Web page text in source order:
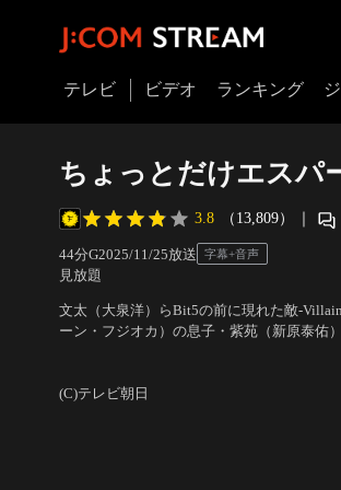
テレビ ビデオ ランキング
ちょっとだけエスパ
3.8 （13,809） ｜
44分G2025/11/25放送 字幕+音声
見放題
文太（大泉洋）らBit5の前に現れた敵-
ーン・フジオカ）の息子・紫苑（新原泰佑
(C)テレビ朝日